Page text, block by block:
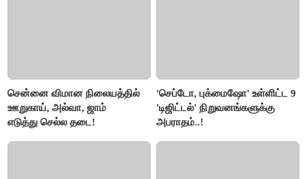
சென்னை விமான நிலையத்தில்
ஊறுகாய், அல்வா, ஜாம்
எடுத்து செல்ல தடை!
'செப்டோ, புக்மைஷோ' உள்ளிட்ட 9
'டிஜிட்டல்' நிறுவனங்களுக்கு
அபராதம்..!